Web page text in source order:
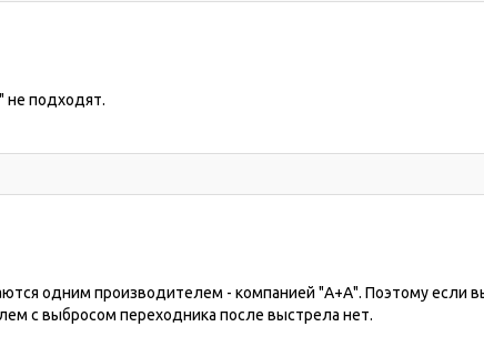
не подходят.
одним производителем - компанией "А+А". Поэтому если
с выбросом переходника после выстрела нет.